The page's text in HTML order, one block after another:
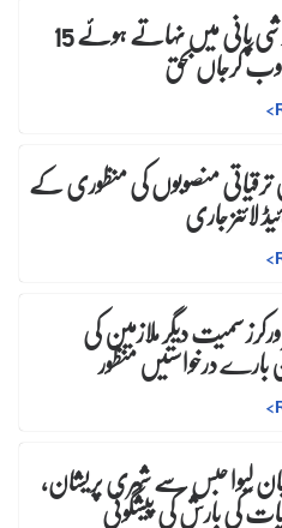
یوحناآباد:بارشی پانی میں نہاتے ہوئے 15 کرجاں بحق
>
منصوبوں کی منظوری کےلائنز جاری
>
ورکرز سمیت دیگر ملازمین کی
بارے درخواستیں منظور
>
لیوا حبس سے شہری پریشان،
کی بارش کی پیشگوئی